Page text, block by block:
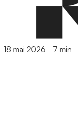
18 mai 2026 - 7 min